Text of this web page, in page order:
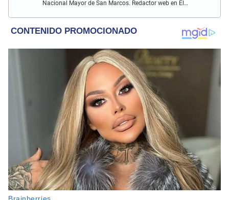
Nacional Mayor de San Marcos. Redactor web en El
Sociología, Historia, Matemáticas, Psicología, Filosofía,
películas y series.